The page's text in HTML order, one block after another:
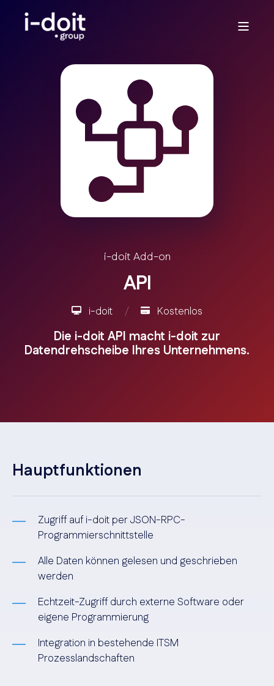
i-doit Add-on
API
i-doit / Kostenlos
Die i-doit API macht i-doit zur
Datendrehscheibe Ihres Unternehmens.
Hauptfunktionen
Zugriff auf i-doit per JSON-RPC-
Programmierschnittstelle
Alle Daten können gelesen und geschrieben
werden
Echtzeit-Zugriff durch externe Software oder
eigene Programmierung
Integration in bestehende ITSM
Prozesslandschaften